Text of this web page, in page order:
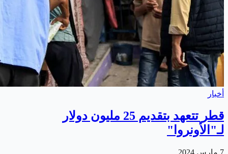
أخبار
قطر تتعهد بتقديم 25 مليون دولار
لـ"الأونروا"